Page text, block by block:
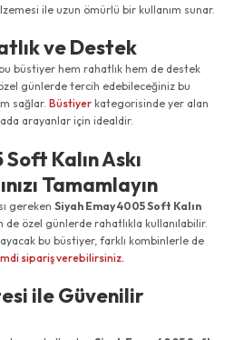
ile uzun ömürlü bir kullanım sunar.
ve Destek
büstiyer hem rahatlık hem de destek
günlerde tercih edebileceğiniz bu
sağlar. Büstiyer kategorisinde yer alan
arayanlar için idealdir.
Kalın Askı
Tamamlayın
gereken Siyah Emay 4005 Soft Kalın
de özel günlerde rahatlıkla kullanılabilir.
bu büstiyer, farklı kombinlerle de
sipariş verebilirsiniz.
ile Güvenilir